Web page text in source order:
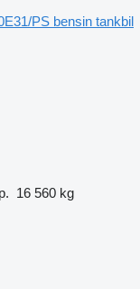
PS bensin tankbil
16 560 kg